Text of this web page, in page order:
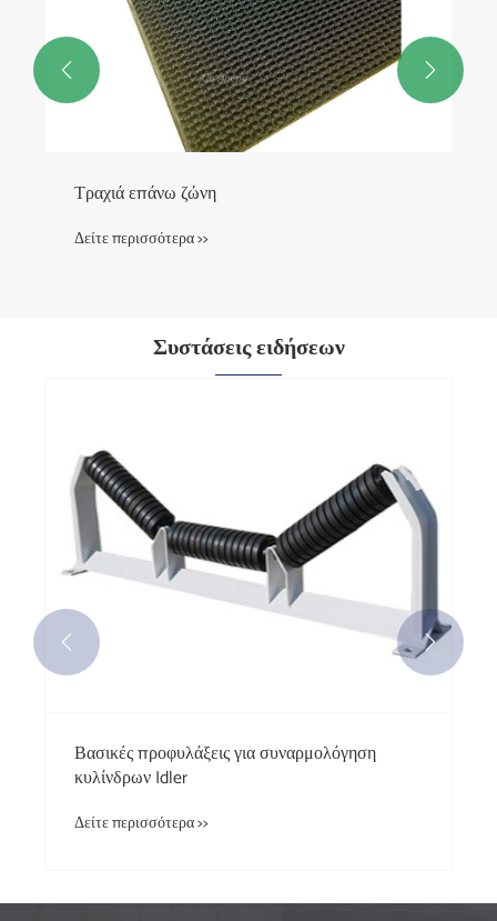
Τραχιά επάνω ζώνη
Δείτε περισσότερα >>
 
Συστάσεις ειδήσεων
Βασικές προφυλάξεις για συναρμολόγηση
κυλίνδρων Idler
Δείτε περισσότερα >>
 